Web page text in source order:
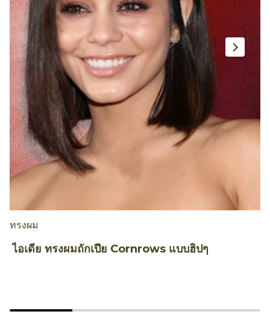
ทรงผม
ไอเดีย ทรงผมถักเปีย Cornrows แบบฮิปๆ